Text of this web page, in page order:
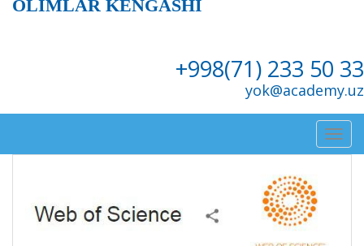
OLIMLAR KENGASHI
+998(71) 233 50 33
yok@academy.uz